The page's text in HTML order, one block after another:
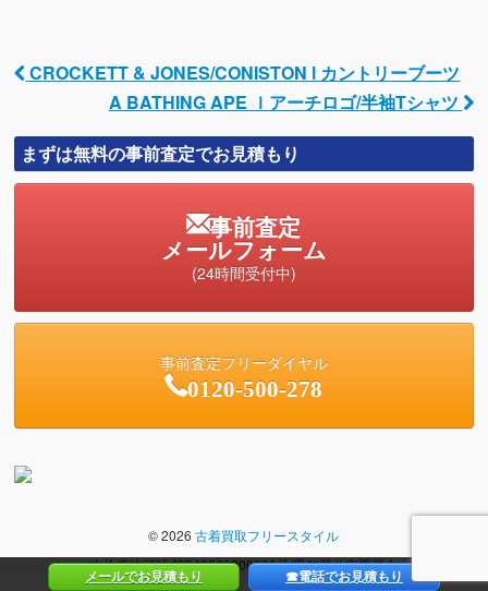
Post navigation
CROCKETT & JONES/CONISTON l カントリーブーツ
A BATHING APE ｌアーチロゴ/半袖Tシャツ
まずは無料の事前査定でお見積もり
事前査定
メールフォーム
(24時間受付中)
事前査定フリーダイヤル
0120-500-278
© 2026 古着買取フリースタイル
（古物商許可証 第542560800800号/愛知県公安委員会）
メールでお見積もり ☎電話でお見積もり